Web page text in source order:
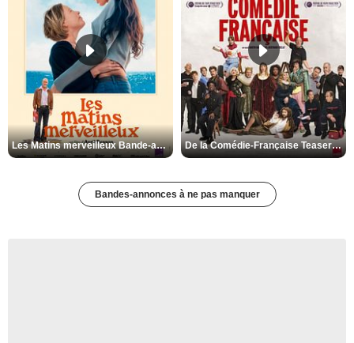
Les Matins merveilleux Bande-annonce VF De la Comédie-Française Teaser VF
Bandes-annonces à ne pas manquer